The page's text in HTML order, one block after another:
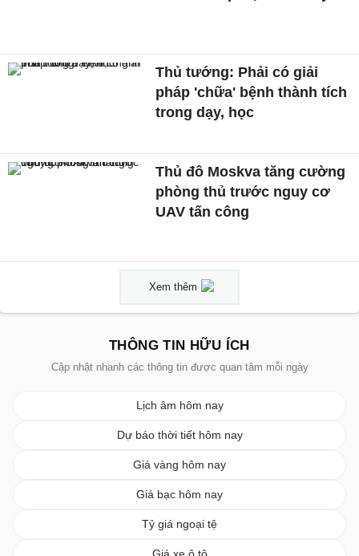
Thủ tướng: Phải có giải
pháp 'chữa' bệnh thành tích
trong dạy, học
Thủ đô Moskva tăng cường
phòng thủ trước nguy cơ
UAV tấn công
Xem thêm
THÔNG TIN HỮU ÍCH
Cập nhật nhanh các thông tin được quan tâm mỗi ngày
Lịch âm hôm nay
Dự báo thời tiết hôm nay
Giá vàng hôm nay
Giá bạc hôm nay
Tỷ giá ngoại tệ
Giá xe ô tô